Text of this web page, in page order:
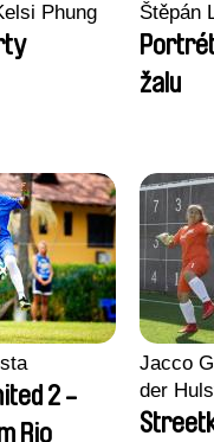
Phung Štěpán
žalu
2 -
Rio
Jacco
der